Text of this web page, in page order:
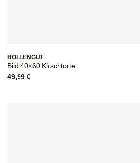
BOLLENGUT
Bild 40×60 Kirschtorte
49,99 €